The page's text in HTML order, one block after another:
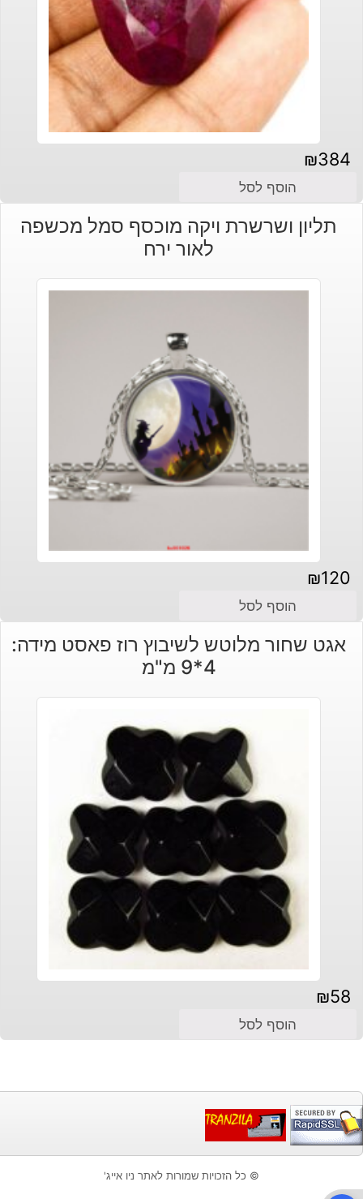
₪384
הוסף לסל
תליון ושרשרת ויקה מוכסף סמל מכשפה
לאור ירח
₪120
הוסף לסל
אגט שחור מלוטש לשיבוץ רוז פאסט מידה:
4*9 מ"מ
₪58
הוסף לסל
© כל הזכויות שמורות לאתר ניו אייג'